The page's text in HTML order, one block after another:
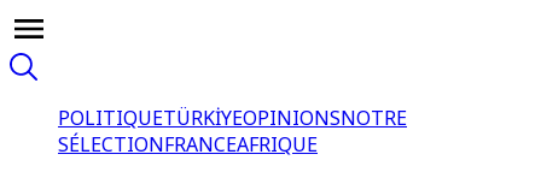
POLITIQUETÜRKİYEOPINIONSNOTRE
SÉLECTIONFRANCEAFRIQUE